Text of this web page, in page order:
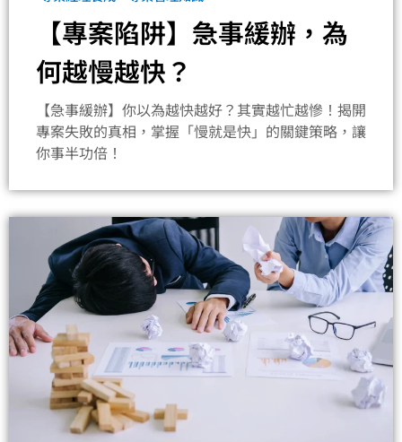
【專案陷阱】急事緩辦，為
何越慢越快？
【急事緩辦】你以為越快越好？其實越忙越慘！揭開
專案失敗的真相，掌握「慢就是快」的關鍵策略，讓
你事半功倍！